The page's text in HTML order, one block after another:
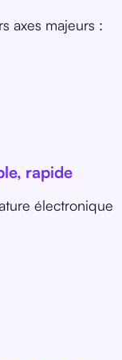
axes majeurs :
rapide
électronique